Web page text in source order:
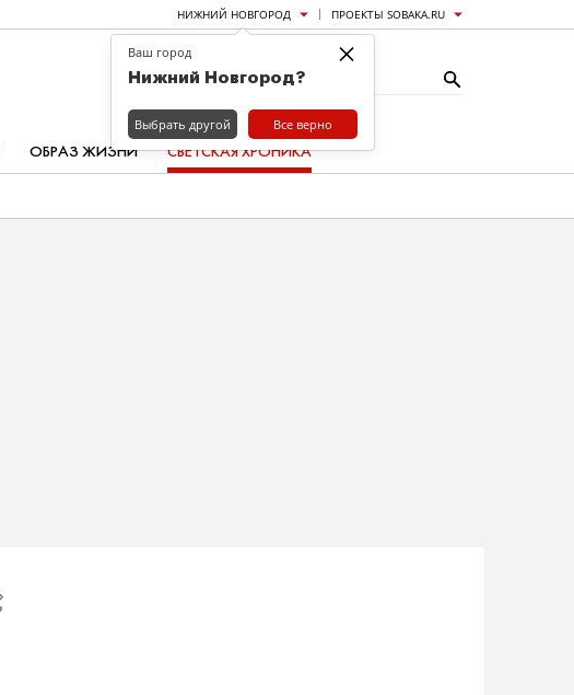
НИЖНИЙ НОВГОРОД ПРОЕКТЫ SOBAKA.RU
ОБРАЗ ЖИЗНИ СВЕТСКАЯ ХРОНИКА
×
Ваш город
Нижний Новгород?
Выбрать другой Все верно